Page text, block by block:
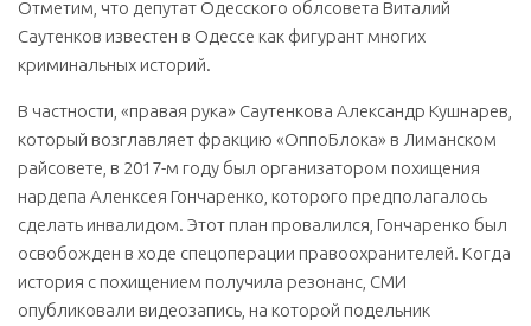
Отметим, что депутат Одесского облсовета Виталий
Саутенков известен в Одессе как фигурант многих
криминальных историй.
В частности, «правая рука» Саутенкова Александр Кушнарев,
который возглавляет фракцию «ОппоБлока» в Лиманском
райсовете, в 2017-м году был организатором похищения
нардепа Аленксея Гончаренко, которого предполагалось
сделать инвалидом. Этот план провалился, Гончаренко был
освобожден в ходе спецоперации правоохранителей. Когда
история с похищением получила резонанс, СМИ
опубликовали видеозапись, на которой подельник